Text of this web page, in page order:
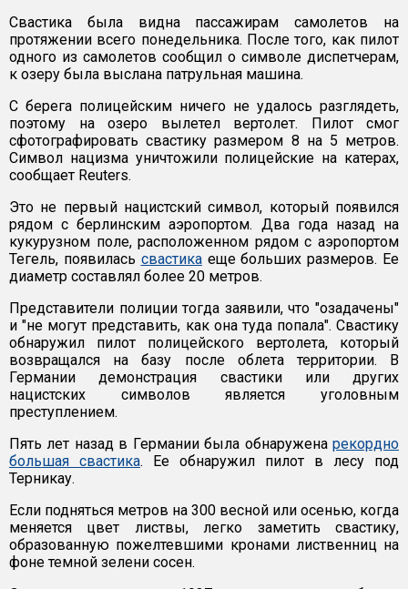
Свастика была видна пассажирам самолетов на
протяжении всего понедельника. После того, как пилот
одного из самолетов сообщил о символе диспетчерам,
к озеру была выслана патрульная машина.
С берега полицейским ничего не удалось разглядеть,
поэтому на озеро вылетел вертолет. Пилот смог
сфотографировать свастику размером 8 на 5 метров.
Символ нацизма уничтожили полицейские на катерах,
сообщает Reuters.
Это не первый нацистский символ, который появился
рядом с берлинским аэропортом. Два года назад на
кукурузном поле, расположенном рядом с аэропортом
Тегель, появилась свастикаеще больших размеров. Ее
диаметр составлял более 20 метров.
Представители полиции тогда заявили, что "озадачены"
и "не могут представить, как она туда попала". Свастику
обнаружил пилот полицейского вертолета, который
возвращался на базу после облета территории. В
Германии демонстрация свастики или других
нацистских символов является уголовным
преступлением.
Пять лет назад в Германии была обнаружена рекордно
большая свастика. Ее обнаружил пилот в лесу под
Терникау.
Если подняться метров на 300 весной или осенью, когда
меняется цвет листвы, легко заметить свастику,
образованную пожелтевшими кронами лиственниц на
фоне темной зелени сосен.